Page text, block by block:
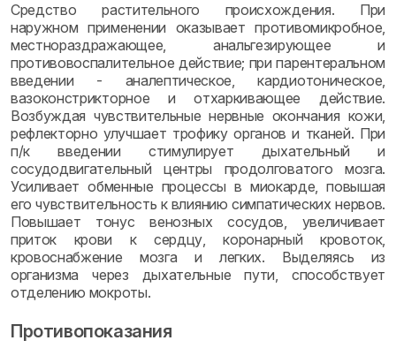
Средство растительного происхождения. При
наружном применении оказывает противомикробное,
местнораздражающее, анальгезирующее и
противовоспалительное действие; при парентеральном
введении - аналептическое, кардиотоническое,
вазоконстрикторное и отхаркивающее действие.
Возбуждая чувствительные нервные окончания кожи,
рефлекторно улучшает трофику органов и тканей. При
п/к введении стимулирует дыхательный и
сосудодвигательный центры продолговатого мозга.
Усиливает обменные процессы в миокарде, повышая
его чувствительность к влиянию симпатических нервов.
Повышает тонус венозных сосудов, увеличивает
приток крови к сердцу, коронарный кровоток,
кровоснабжение мозга и легких. Выделяясь из
организма через дыхательные пути, способствует
отделению мокроты.
Противопоказания